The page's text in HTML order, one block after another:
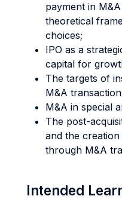
payment in
theoretical
choices;
IPO as a
capital for
The targets of
M&A
M&A in special
The post-
and the
through M&A
Intended